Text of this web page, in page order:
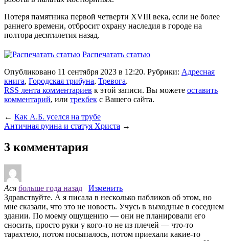
Потеря памятника первой четверти XVIII века, если не более
раннего времени, отбросит охрану наследия в городе на
полтора десятилетия назад.
Распечатать статью
Опубликовано 11 сентября 2023 в 12:20. Рубрики: Адресная
книга, Городская трибуна, Тревога.
RSS лента комментариев к этой записи. Вы можете оставить
комментарий, или трекбек с Вашего сайта.
← Как А.Б. уселся на трубе
Античная руина и статуя Христа →
3 комментария
Ася больше года назад
Изменить
Здравствуйте. А я писала в несколько пабликов об этом, но
мне сказали, что это не новость. Учусь в выходные в соседнем
здании. По моему ощущению — они не планировали его
сносить, просто руки у кого-то не из плечей — что-то
тарахтело, потом посыпалось, потом приехали какие-то